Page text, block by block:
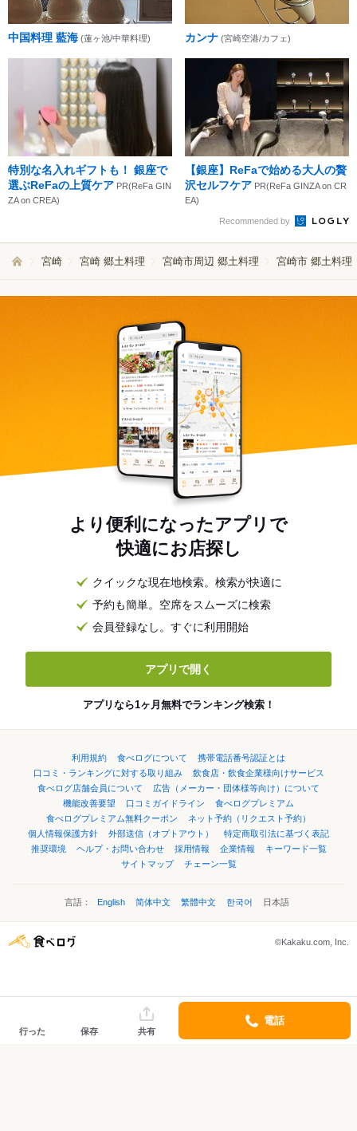
中国料理 藍海 (蓮ヶ池/中華料理) カンナ (宮崎空港/カフェ)
特別な名入れギフトも！ 銀座で
選ぶReFaの上質ケア PR(ReFa GIN
ZA on CREA)
【銀座】ReFaで始める大人の贅
沢セルフケア PR(ReFa GINZA on CR
EA)
Recommended by
宮崎 宮崎 郷土料理 宮崎市周辺 郷土料理 宮崎市 郷土料理
より便利になったアプリで
快適にお店探し
クイックな現在地検索。検索が快適に
予約も簡単。空席をスムーズに検索
会員登録なし。すぐに利用開始
アプリで開く
アプリなら1ヶ月無料でランキング検索！
利用規約 食べログについて
携帯電話番号認証とは
口コミ・ランキングに対する取り組み
飲食店・飲食企業様向けサービス
食べログ店舗会員について
広告（メーカー・団体様等向け）について
機能改善要望
口コミガイドライン
食べログプレミアム
食べログプレミアム無料クーポン
ネット予約（リクエスト予約）
個人情報保護方針
外部送信（オプトアウト）
特定商取引法に基づく表記
推奨環境
ヘルプ・お問い合わせ 採用情報 企業情報
キーワード一覧
サイトマップ
チェーン一覧
言語： English 简体中文 繁體中文 한국어 日本語
©Kakaku.com, Inc.
行った 保存 共有
電話